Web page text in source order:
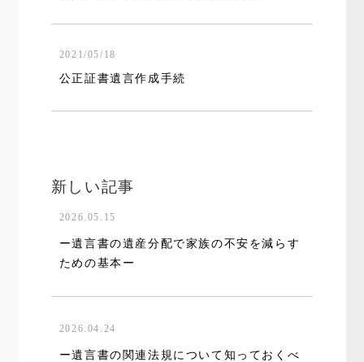
2021/05/18
公正証書遺言作成手続
新しい記事
2026.05.15
ー遺言書の遺産分配で家族の不安を減らす
ための基本ー
2026.04.24
ー遺言書の関連法規について知っておくべ